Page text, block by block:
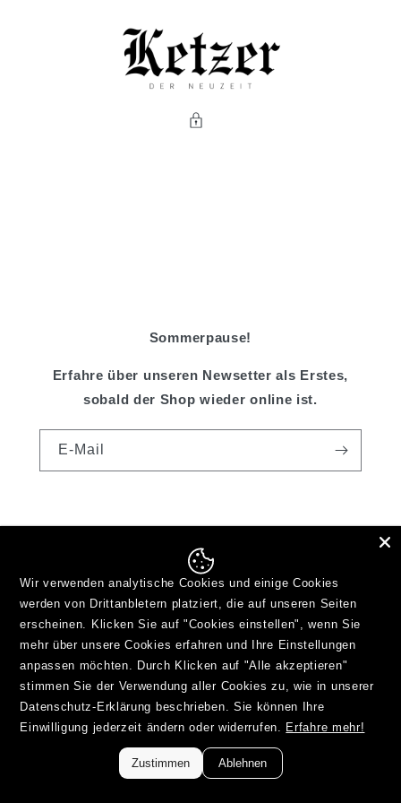
Sommerpause!
Erfahre über unseren Newsetter als Erstes,
sobald der Shop wieder online ist.
E-Mail
Twitter InstagramYouTube
Wir verwenden analytische Cookies und einige Cookies
werden von Drittanbletern platziert, die auf unseren Seiten
erscheinen. Klicken Sie auf "Cookies einstellen", wenn Sie
mehr über unsere Cookies erfahren und Ihre Einstellungen
anpassen möchten. Durch Klicken auf "Alle akzeptieren"
stimmen Sie der Verwendung aller Cookies zu, wie in unserer
Datenschutz-Erklärung beschrieben. Sie können Ihre
Einwilligung jederzeit ändern oder widerrufen. Erfahre mehr!
Zustimmen Ablehnen